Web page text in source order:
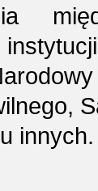
innych.